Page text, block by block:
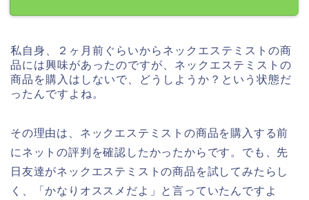
私自身、２ヶ月前ぐらいからネックエステミストの商
品には興味があったのですが、ネックエステミストの
商品を購入はしないで、どうしようか？という状態だ
ったんですよね。
その理由は、ネックエステミストの商品を購入する前
にネットの評判を確認したかったからです。でも、先
日友達がネックエステミストの商品を試してみたらし
く、「かなりオススメだよ」と言っていたんですよ